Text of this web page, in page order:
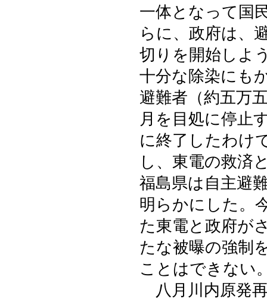
一体となって国
らに、政府は、
切りを開始しよ
十分な除染にも
避難者（約五万
月を目処に停止
に終了したわけ
し、東電の救済
福島県は自主避
明らかにした。
た東電と政府が
たな被曝の強制
ことはできない
八月川内原発